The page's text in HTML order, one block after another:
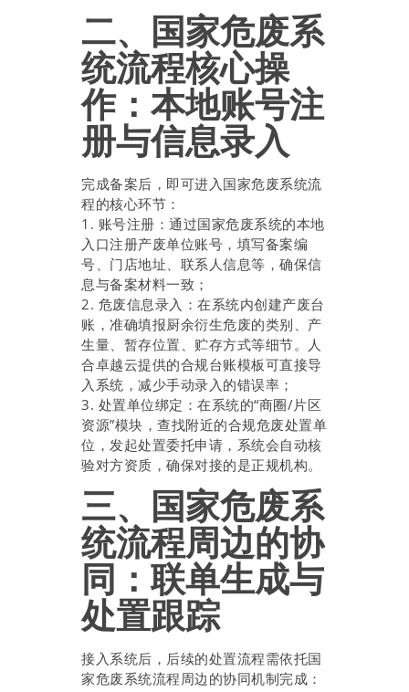
二、国家危废系
统流程核心操
作：本地账号注
册与信息录入
完成备案后，即可进入国家危废系统流
程的核心环节：
1. 账号注册：通过国家危废系统的本地
入口注册产废单位账号，填写备案编
号、门店地址、联系人信息等，确保信
息与备案材料一致；
2. 危废信息录入：在系统内创建产废台
账，准确填报厨余衍生危废的类别、产
生量、暂存位置、贮存方式等细节。人
合卓越云提供的合规台账模板可直接导
入系统，减少手动录入的错误率；
3. 处置单位绑定：在系统的“商圈/片区
资源”模块，查找附近的合规危废处置单
位，发起处置委托申请，系统会自动核
验对方资质，确保对接的是正规机构。
三、国家危废系
统流程周边的协
同：联单生成与
处置跟踪
接入系统后，后续的处置流程需依托国
家危废系统流程周边的协同机制完成：